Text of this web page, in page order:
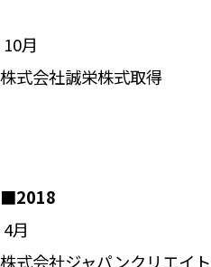
―― 10月
株式会社誠栄株式取得
■2018
―― 4月
株式会社ジャパンクリエイ